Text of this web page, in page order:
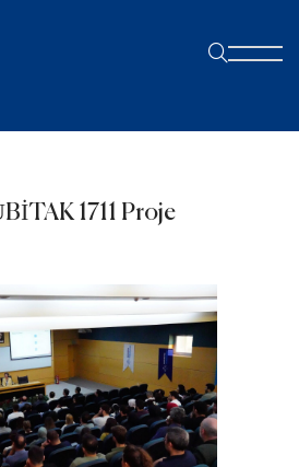
1711 Proje